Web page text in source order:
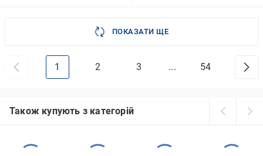
ПОКАЗАТИ ЩЕ
1 2 3 ... 54
Також купують з категорій